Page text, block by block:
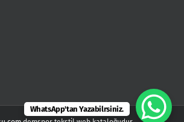
WhatsApp'tan Yazabilrsiniz.